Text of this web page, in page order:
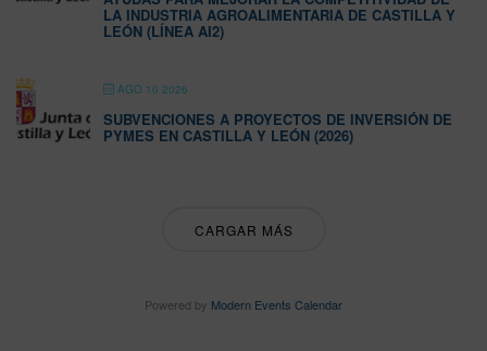
LA INDUSTRIA AGROALIMENTARIA DE CASTILLA Y
LEÓN (LÍNEA AI2)
AGO 10 2026
SUBVENCIONES A PROYECTOS DE INVERSIÓN DE
PYMES EN CASTILLA Y LEÓN (2026)
CARGAR MÁS
Powered by Modern Events Calendar